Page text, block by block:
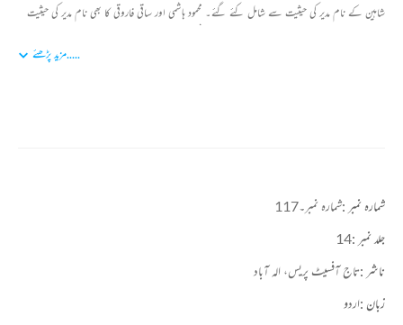
شاہین کے نام مدیر کی حیثیت سے شامل کئے گئے۔ محمود ہاشمی اور ساقی فاروقی کا بھی نام مدیر کی حیثیت
ہوا اور آخری شمارے تک فاروقی صاحب کا نام ہی شائع ہوتا رہا۔ اسی رسالے کے ذریعے شمس
آج بھی قلم کاروں کے لیے مشعل راہ ہیں۔
.....مزید پڑھئے
شمارہ نمبر :شمارہ نمبر۔117
جلد نمبر :14
ناشر :تاج آفسیٹ پریس، الہ آباد
زبان :اردو